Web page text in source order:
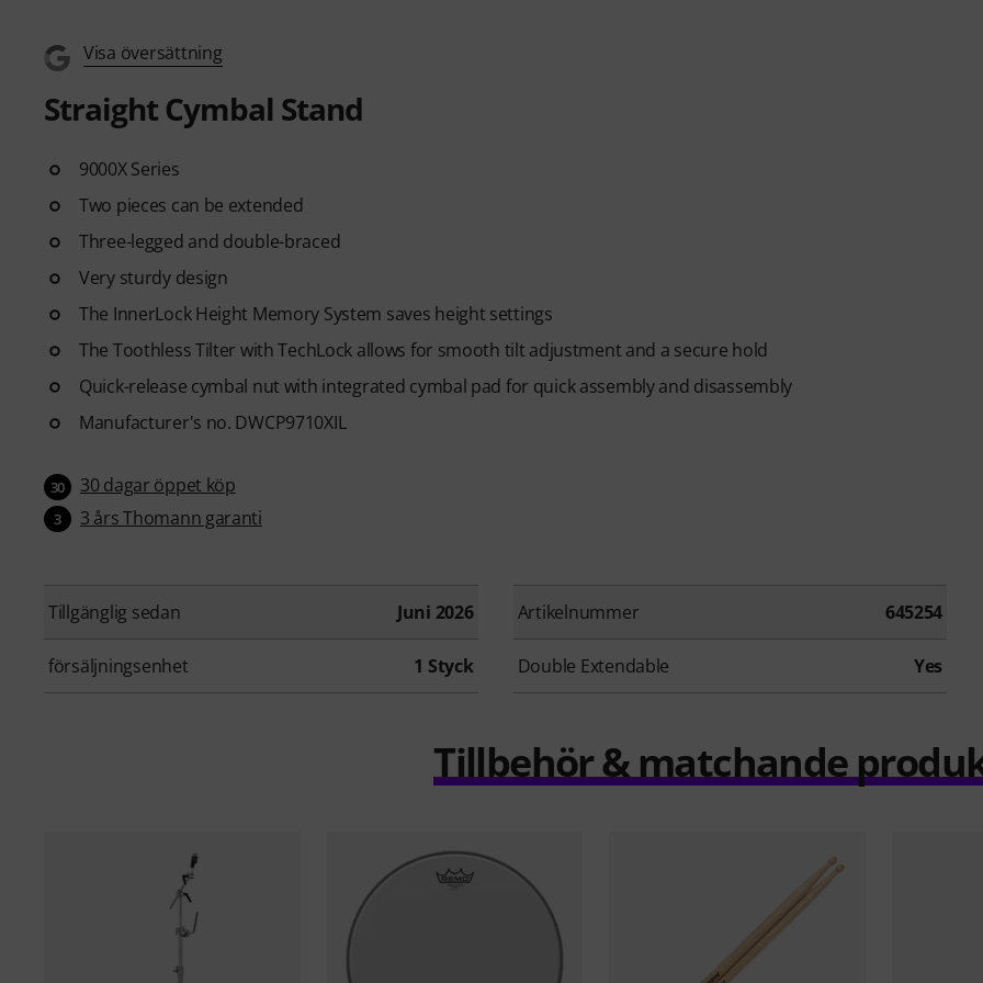
Visa översättning
Straight Cymbal Stand
9000X Series
Two pieces can be extended
Three-legged and double-braced
Very sturdy design
The InnerLock Height Memory System saves height settings
The Toothless Tilter with TechLock allows for smooth tilt adjustment and a secure hold
Quick-release cymbal nut with integrated cymbal pad for quick assembly and disassembly
Manufacturer's no. DWCP9710XIL
30 30 dagar öppet köp
3 3 års Thomann garanti
Tillgänglig sedan Juni 2026 Artikelnummer 645254
försäljningsenhet 1 Styck Double Extendable Yes
Tillbehör & matchande